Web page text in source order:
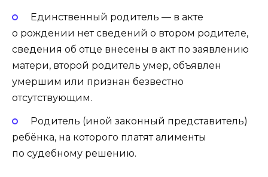
Единственный родитель — в акте
о рождении нет сведений о втором родителе,
сведения об отце внесены в акт по заявлению
матери, второй родитель умер, объявлен
умершим или признан безвестно
отсутствующим.
Родитель (иной законный представитель)
ребёнка, на которого платят алименты
по судебному решению.